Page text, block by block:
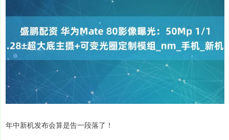
年中新机发布会算是告一段落了！